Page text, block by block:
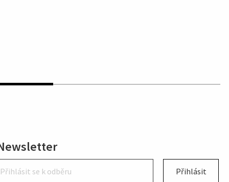
Přihlásit